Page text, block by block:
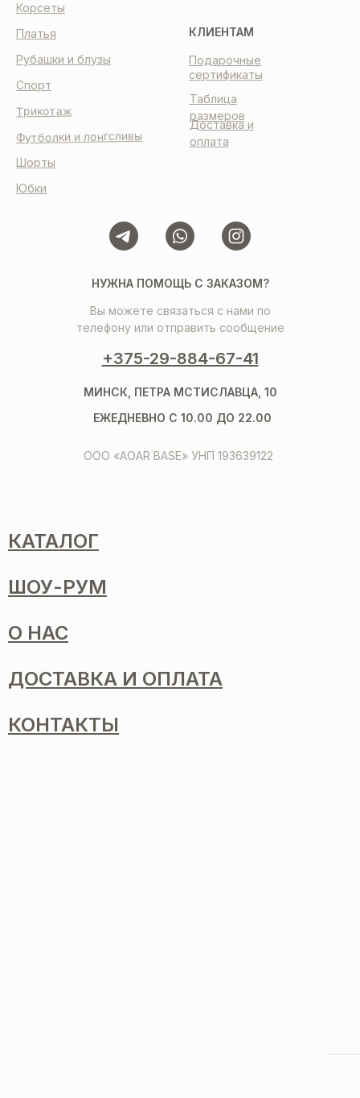
КЛИЕНТАМ
Таблица
размеров
Доставка и
оплата
Подарочные
сертификаты
НУЖНА ПОМОЩЬ С ЗАКАЗОМ?
Вы можете связаться с нами по
телефону или отправить сообщение
+375-29-884-67-41
ООО «AOAR BASE» УНП 193639122
МИНСК, ПЕТРА МСТИСЛАВЦА, 10
ЕЖЕДНЕВНО С 10.00 ДО 22.00
Корсеты
Платья
Шорты
Спорт
Рубашки и блузы
Трикотаж
Футболки и лонгсливы
Юбки
КАТАЛОГ
ШОУ-РУМ
О НАС
ДОСТАВКА И ОПЛАТА
КОНТАКТЫ